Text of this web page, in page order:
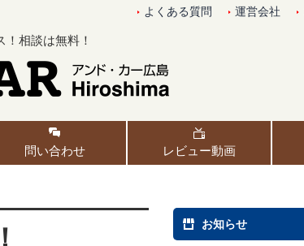
よくある質問 運営会社
相談は無料！
問い合わせ レビュー動画
お知らせ